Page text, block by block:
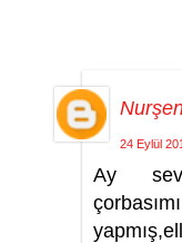
24 Eylül
Ay